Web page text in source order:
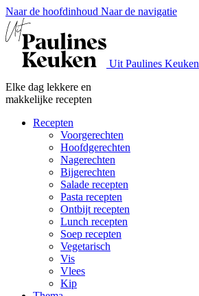
Naar de hoofdinhoud Naar de navigatie
Uit Paulines Keuken
Elke dag lekkere en
makkelijke recepten
Recepten
Voorgerechten
Hoofdgerechten
Nagerechten
Bijgerechten
Salade recepten
Pasta recepten
Ontbijt recepten
Lunch recepten
Soep recepten
Vegetarisch
Vis
Vlees
Kip